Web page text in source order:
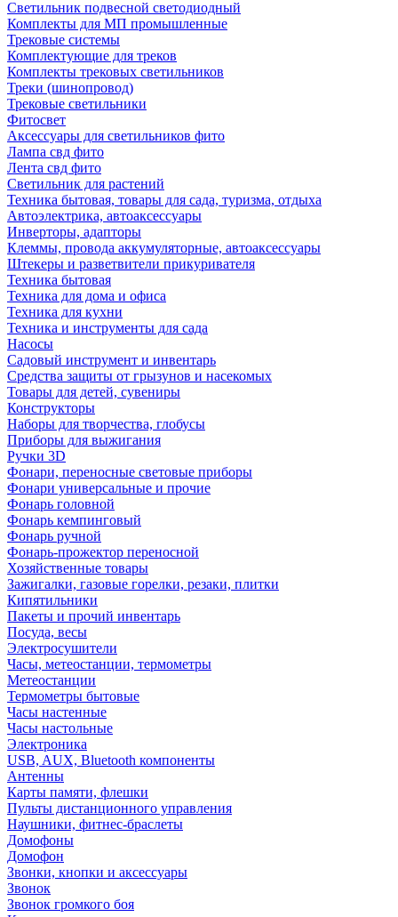
Светильник подвесной светодиодный
Комплекты для МП промышленные
Трековые системы
Комплектующие для треков
Комплекты трековых светильников
Треки (шинопровод)
Трековые светильники
Фитосвет
Аксессуары для светильников фито
Лампа свд фито
Лента свд фито
Светильник для растений
Техника бытовая, товары для сада, туризма, отдыха
Автоэлектрика, автоаксессуары
Инверторы, адапторы
Клеммы, провода аккумуляторные, автоаксессуары
Штекеры и разветвители прикуривателя
Техника бытовая
Техника для дома и офиса
Техника для кухни
Техника и инструменты для сада
Насосы
Садовый инструмент и инвентарь
Средства защиты от грызунов и насекомых
Товары для детей, сувениры
Конструкторы
Наборы для творчества, глобусы
Приборы для выжигания
Ручки 3D
Фонари, переносные световые приборы
Фонари универсальные и прочие
Фонарь головной
Фонарь кемпинговый
Фонарь ручной
Фонарь-прожектор переносной
Хозяйственные товары
Зажигалки, газовые горелки, резаки, плитки
Кипятильники
Пакеты и прочий инвентарь
Посуда, весы
Электросушители
Часы, метеостанции, термометры
Метеостанции
Термометры бытовые
Часы настенные
Часы настольные
Электроника
USB, AUX, Bluetooth компоненты
Антенны
Карты памяти, флешки
Пульты дистанционного управления
Наушники, фитнес-браслеты
Домофоны
Домофон
Звонки, кнопки и аксессуары
Звонок
Звонок громкого боя